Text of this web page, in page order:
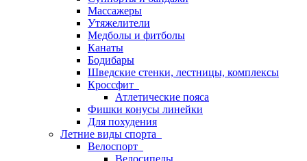
Массажеры
Утяжелители
Медболы и фитболы
Канаты
Бодибары
Шведские стенки, лестницы, комплексы
Кроссфит
Атлетические пояса
Фишки конусы линейки
Для похудения
Летние виды спорта
Велоспорт
Велосипеды